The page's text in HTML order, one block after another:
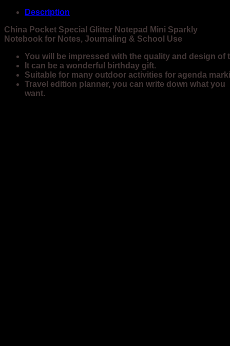
Description
China Pocket Special Glitter Notepad Mini Sparkly
Notebook for Notes, Journaling & School Use
You will be impressed with the quality and design
It can be a wonderful birthday gift.
Suitable for many outdoor activities for agenda
Travel edition planner, you can write down what you
want.